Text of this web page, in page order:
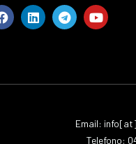
FacebookLinkedinTelegramYoutube
Email:
Telefono: